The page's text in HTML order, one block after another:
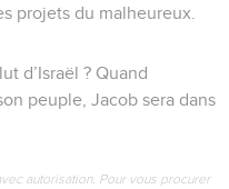
projets du malheureux.
d’Israël ? Quand
peuple, Jacob sera dans
autorisation. Pour vous procurer